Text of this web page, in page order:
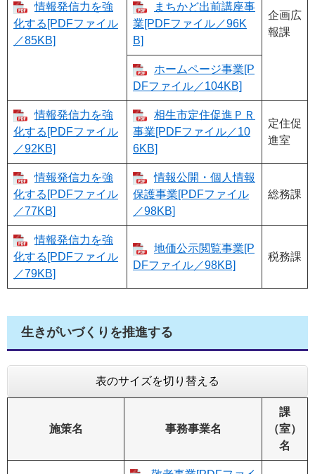
情報発信力を強
化する[PDFファイル
／85KB]
企画広
報課
まちかど出前講座事
業[PDFファイル／96K
B]
ホームページ事業[P
DFファイル／104KB]
情報発信力を強
化する[PDFファイル
／92KB]
相生市定住促進ＰＲ
事業[PDFファイル／10
6KB]
定住促
進室
情報発信力を強
化する[PDFファイル
／77KB]
情報公開・個人情報
保護事業[PDFファイル
／98KB]
総務課
情報発信力を強
化する[PDFファイル
／79KB]
地価公示閲覧事業[P
DFファイル／98KB]
税務課
生きがいづくりを推進する
表のサイズを切り替える
施策名 事務事業名
課
（室）
名